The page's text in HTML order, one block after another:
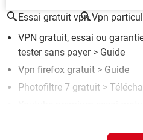
Essai gratuit vpn Vpn
VPN gratuit, essai ou
tester sans payer> Guide
Vpn firefox gratuit > Guide
Photofiltre 7 gratuit >